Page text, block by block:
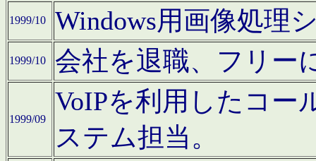
1999/10 Windows用画像処理
1999/10 会社を退職、フリー
1999/09
VoIPを利用したコー
ステム担当。